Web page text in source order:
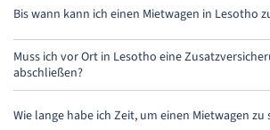
Bis wann kann ich einen Mietwagen in Lesotho
Grundsätzlich kannst Du den Mietwagen zu
zurückgeben. Wichtig ist nur, dass Du den
bei der Buchung angegeben, abgibst.
Muss ich vor Ort in Lesotho eine
abschließen?
Buche am besten über uns die
Selbstbeteiligung. So musst Du vor Ort keine
abschließen.
Wie lange habe ich Zeit, um einen Mietwagen